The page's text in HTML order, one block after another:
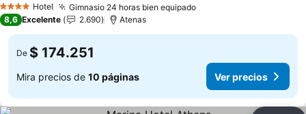
4 EstrellasHotel Gimnasio 24 horas bien equipado
8,6 Excelente 2.690 Atenas
De $ 174.251
Mira precios de 10 páginas Ver precios